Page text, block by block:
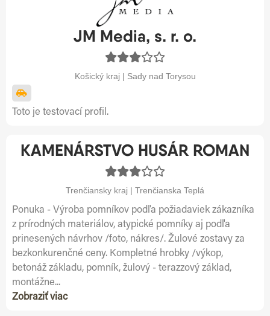
JM Media, s. r. o.
Košický kraj | Sady nad Torysou
Toto je testovací profil.
KAMENÁRSTVO HUSÁR ROMAN
Trenčiansky kraj | Trenčianska Teplá
Ponuka - Výroba pomníkov podľa požiadaviek zákazníka
z prírodných materiálov, atypické pomníky aj podľa
prinesených návrhov /foto, nákres/. Žulové zostavy za
bezkonkurenčné ceny. Kompletné hrobky /výkop,
betonáž základu, pomník, žulový - terazzový základ,
montážne...
Zobraziť viac